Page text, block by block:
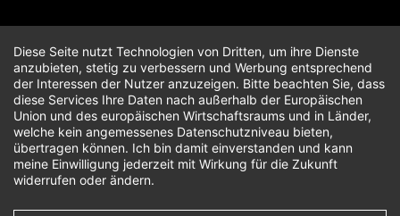
Diese Seite nutzt Technologien von Dritten, um ihre Dienste
anzubieten, stetig zu verbessern und Werbung entsprechend
der Interessen der Nutzer anzuzeigen. Bitte beachten Sie, dass
diese Services Ihre Daten nach außerhalb der Europäischen
Union und des europäischen Wirtschaftsraums und in Länder,
welche kein angemessenes Datenschutzniveau bieten,
übertragen können. Ich bin damit einverstanden und kann
meine Einwilligung jederzeit mit Wirkung für die Zukunft
widerrufen oder ändern.